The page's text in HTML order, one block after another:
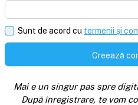
Sunt de acord cu termenii și
Creează
Mai e un singur pas spre
După înregistrare, te vom